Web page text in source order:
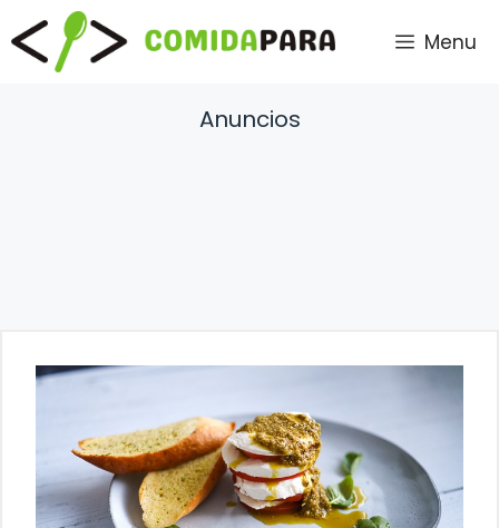
Saltar
al
contenido
Menu
Anuncios